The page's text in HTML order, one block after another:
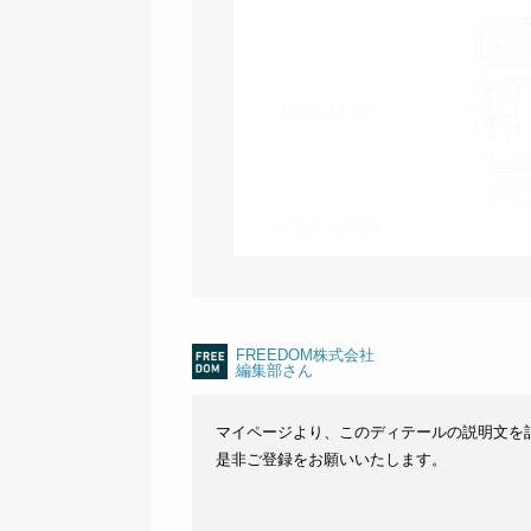
FREEDOM株式会社
編集部さん
マイページより、このディテールの説明文を
是非ご登録をお願いいたします。